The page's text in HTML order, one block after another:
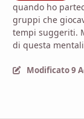
quando ho
gruppi che
tempi suggeriti.
di questa
Modificato9